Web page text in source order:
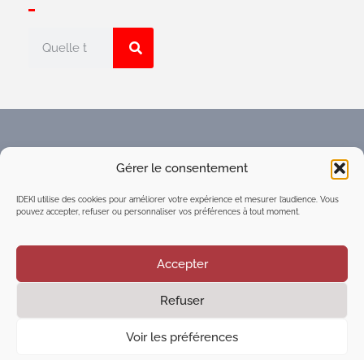
Gérer le consentement
IDEKI utilise des cookies pour améliorer votre expérience et mesurer l’audience. Vous
pouvez accepter, refuser ou personnaliser vos préférences à tout moment.
Accepter
Refuser
Voir les préférences
numérique d'intelligence
collective du réseau IDEKI
©2021Executive Marketing & Communication| Tous